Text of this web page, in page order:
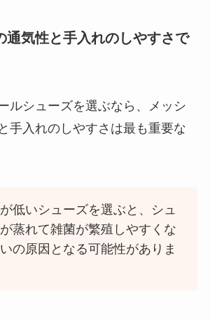
通気性と手入れのしやすさで
ルシューズを選ぶなら、メッシ
手入れのしやすさは最も重要な
低いシューズを選ぶと、シュ
蒸れて雑菌が繁殖しやすくな
の原因となる可能性がありま